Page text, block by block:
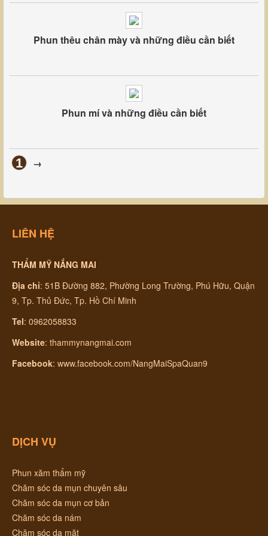
Phun thêu chân mày và những điều cần biết
Phun mí và những điều cần biết
1 →
LIÊN HỆ
THẨM MỸ NẮNG MAI
Địa chỉ: 51B Đường 882, Phường Long Trường, Phú Hữu, Quận
9, Tp. Thủ Đức, Tp. Hồ Chí Minh
Tel: 0962058833
Website: thammynangmai.com
Facebook: www.facebook.com/NangMaiSpaQuan9
DỊCH VỤ
Phun xăm thẩm mỹ
Chăm sóc da mụn chuyên sâu
Chăm sóc da mụn cơ bản
Chăm sóc da nám
Chăm sóc da mặt